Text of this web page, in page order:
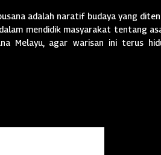
adalah naratif budaya yang
mendidik masyarakat tentang
Melayu, agar warisan ini terus